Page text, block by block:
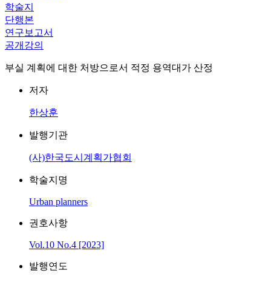
학술지
단행본
연구보고서
공개강의
부실 계획에 대한 처방으로서 적정 용역대가 산정
저자
한상훈
발행기관
(사)한국도시계획가협회
학술지명
Urban planners
권호사항
Vol.10 No.4 [2023]
발행연도